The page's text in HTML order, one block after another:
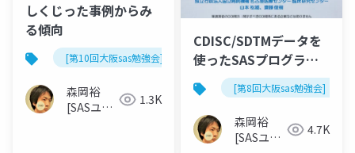
しくじった事例からみ
る傾向
[第10回大阪sas勉強会]
森岡裕
[SASユー
1.3K
CDISC/SDTMデータを
使ったSASプログラム
公開
[第8回大阪sas勉強会]
森岡裕
[SASユー
4.7K